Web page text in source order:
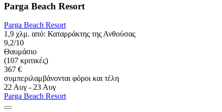
Parga Beach Resort
Parga Beach Resort
1,9 χλμ. από: Καταρράκτης της Ανθούσας
9,2/10
Θαυμάσιο
(107 κριτικές)
367 €
συμπεριλαμβάνονται φόροι και τέλη
22 Αυγ - 23 Αυγ
Parga Beach Resort